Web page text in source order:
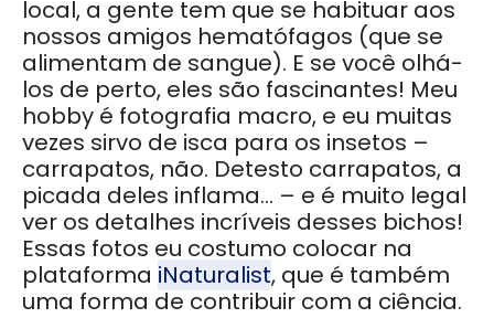
local, a gente tem que se habituar aos
nossos amigos hematófagos (que se
alimentam de sangue). E se você olhá-
los de perto, eles são fascinantes! Meu
hobby é fotografia macro, e eu muitas
vezes sirvo de isca para os insetos –
carrapatos, não. Detesto carrapatos, a
picada deles inflama… – e é muito legal
ver os detalhes incríveis desses bichos!
Essas fotos eu costumo colocar na
plataforma iNaturalist, que é também
uma forma de contribuir com a ciência.